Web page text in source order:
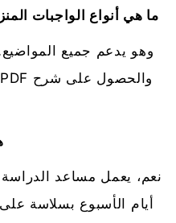
ما هي أنواع الواجبات
وهو يدعم جميع
نعم، يعمل مساعد
أيام الأسبوع بسلاسة